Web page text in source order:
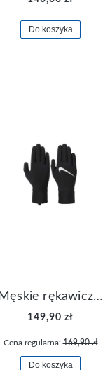
Do koszyka
Męskie rękawiczki Nike Dri-FIT Lightweight Gloves N.RG.M0.082
149,90 zł
Cena regularna:169,90 zł
Do koszyka